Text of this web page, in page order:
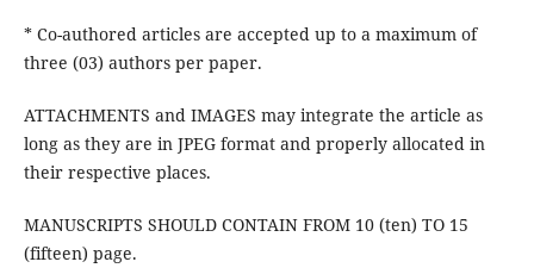
* Co-authored articles are accepted up to a maximum of
three (03) authors per paper.
ATTACHMENTS and IMAGES may integrate the article as
long as they are in JPEG format and properly allocated in
their respective places.
MANUSCRIPTS SHOULD CONTAIN FROM 10 (ten) TO 15
(fifteen) page.